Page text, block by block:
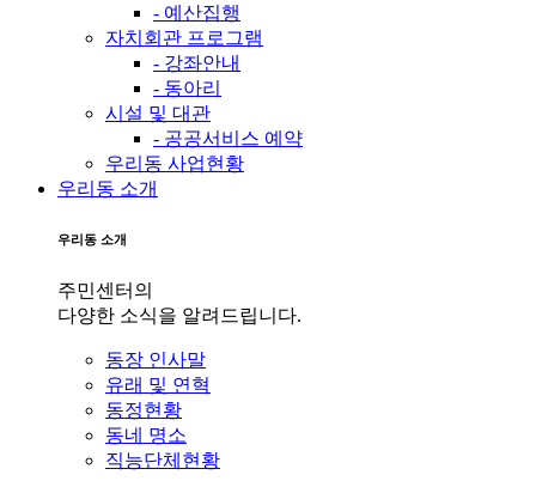
- 예산집행
자치회관 프로그램
- 강좌안내
- 동아리
시설 및 대관
- 공공서비스 예약
우리동 사업현황
우리동 소개
우리동 소개
주민센터의
다양한 소식을 알려드립니다.
동장 인사말
유래 및 연혁
동정현황
동네 명소
직능단체현황